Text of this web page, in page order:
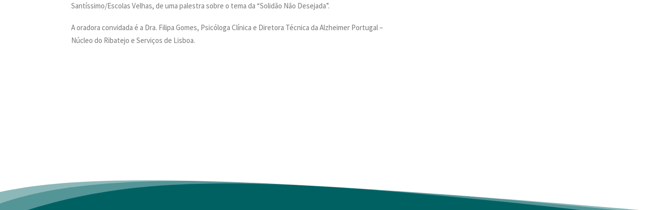
Santíssimo/Escolas Velhas, de uma palestra sobre o tema da “Solidão Não Desejada”.
A oradora convidada é a Dra. Filipa Gomes, Psicóloga Clínica e Diretora Técnica da Alzheimer Portugal –
Núcleo do Ribatejo e Serviços de Lisboa.